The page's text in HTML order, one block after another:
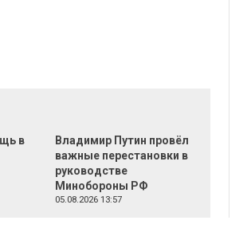
в
Владимир Путин провёл
важные перестановки в
руководстве
Минобороны РФ
05.08.2026 13:57